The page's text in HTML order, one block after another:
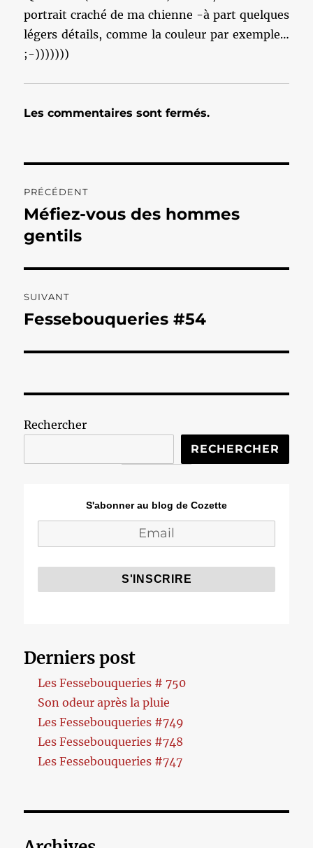
portrait craché de ma chienne -à part quelques
légers détails, comme la couleur par exemple…
;-)))))))
Les commentaires sont fermés.
de
l’article
PRÉCÉDENT
Publication
précédente :
Méfiez-vous des hommes
gentils
SUIVANT
Publication
Fessebouqueries #54
Rechercher
RECHERCHER
S'abonner au blog de Cozette
Derniers post
Les Fessebouqueries # 750
Son odeur après la pluie
Les Fessebouqueries #749
Les Fessebouqueries #748
Les Fessebouqueries #747